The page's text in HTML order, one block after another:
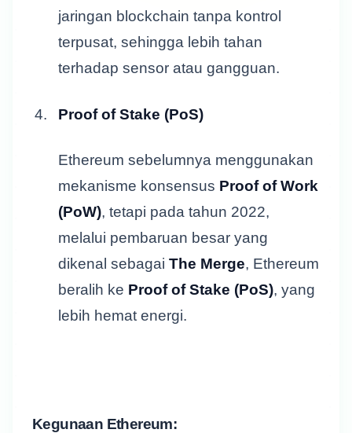
jaringan blockchain tanpa kontrol
terpusat, sehingga lebih tahan
terhadap sensor atau gangguan.
Proof of Stake (PoS)
Ethereum sebelumnya menggunakan
mekanisme konsensus Proof of Work
(PoW), tetapi pada tahun 2022,
melalui pembaruan besar yang
dikenal sebagaiThe Merge, Ethereum
beralih ke Proof of Stake (PoS), yang
lebih hemat energi.
Kegunaan Ethereum: